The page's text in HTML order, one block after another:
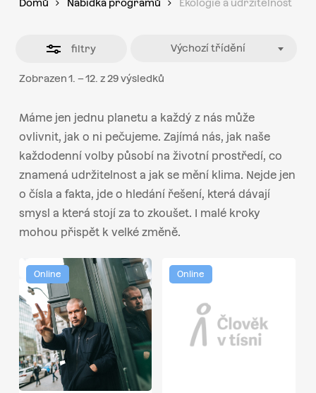
Domů Nabídka programů Ekologie a udržitelnost
filtry
Zobrazen 1. – 12. z 29 výsledků
Výchozí třídění
Máme jen jednu planetu a každý z nás může
ovlivnit, jak o ni pečujeme. Zajímá nás, jak naše
každodenní volby působí na životní prostředí, co
znamená udržitelnost a jak se mění klima. Nejde jen
o čísla a fakta, jde o hledání řešení, která dávají
smysl a která stojí za to zkoušet. I malé kroky
mohou přispět k velké změně.
Online Online